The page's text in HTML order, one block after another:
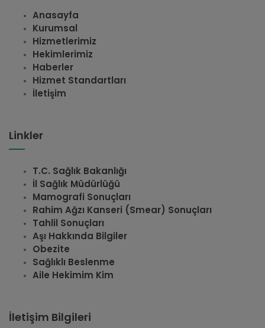
Anasayfa
Kurumsal
Hizmetlerimiz
Hekimlerimiz
Haberler
Hizmet Standartları
İletişim
Linkler
T.C. Sağlık Bakanlığı
İl Sağlık Müdürlüğü
Mamografi Sonuçları
Rahim Ağzı Kanseri (Smear) Sonuçları
Tahlil Sonuçları
Aşı Hakkında Bilgiler
Obezite
Sağlıklı Beslenme
Aile Hekimim Kim
İletişim Bilgileri